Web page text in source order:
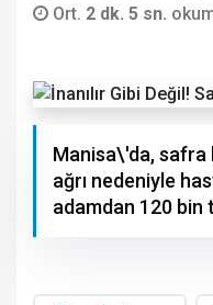
Ort. 2 dk. 5 sn.
Manisa\'da, safra
ağrı nedeniyle
adamdan 120 bin